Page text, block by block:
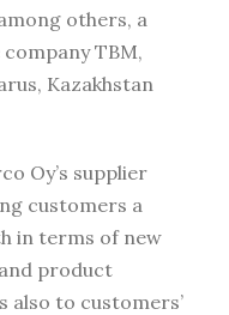
others, a
TBM,
Kazakhstan
Oy’s supplier
customers a
in terms of new
product
to customers’